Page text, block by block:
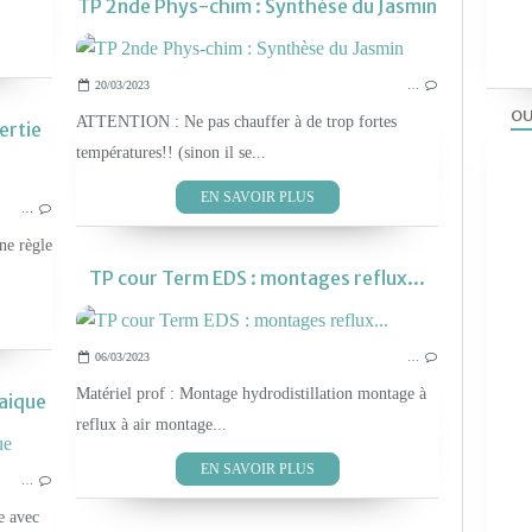
TP 2nde Phys-chim : Synthèse du Jasmin
20/03/2023 …
ATTENTION : Ne pas chauffer à de trop fortes
températures!! (sinon il se...
EN SAVOIR PLUS
LES TP PHYS-CHIM 2019
LES TP PHYS-CHIM 2010
…
règle
TP cour Term EDS : montages reflux...
06/03/2023 …
Matériel prof : Montage hydrodistillation montage à
reflux à air montage...
EN SAVOIR PLUS
LES TP PHYS-CHIM 2019
…
avec